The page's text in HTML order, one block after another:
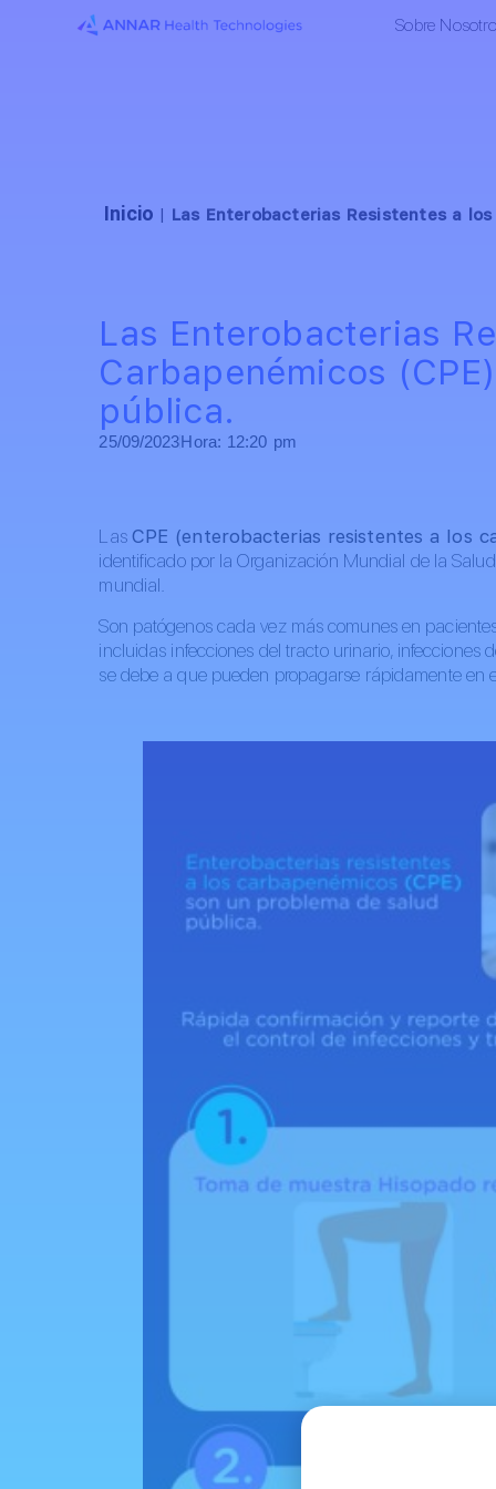
Sobre
Inicio | Las Enterobacterias Resistentes a
Las Enterobacterias
Carbapenémicos
pública.
25/09/2023Hora: 12:20 pm
Las CPE (enterobacterias resistentes a los
identificado por la Organización Mundial de la
mundial.
Son patógenos cada vez más comunes en
incluidas infecciones del tracto urinario, infecciones
se debe a que pueden propagarse rápidamente en